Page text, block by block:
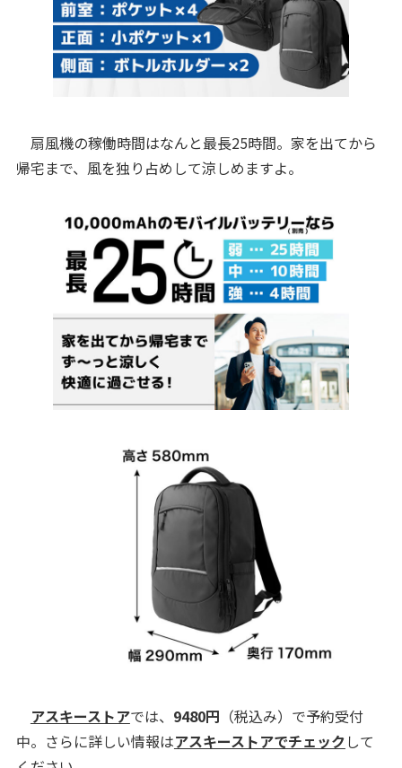
扇風機の稼働時間はなんと最長25時間。家を出てから
帰宅まで、風を独り占めして涼しめますよ。
アスキーストアでは、 9480円 （税込み）で予約受付
中。さらに詳しい情報はアスキーストアでチェックして